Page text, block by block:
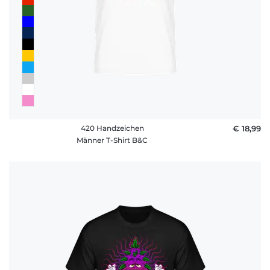
420 Handzeichen
Männer T-Shirt B&C
€ 18,99